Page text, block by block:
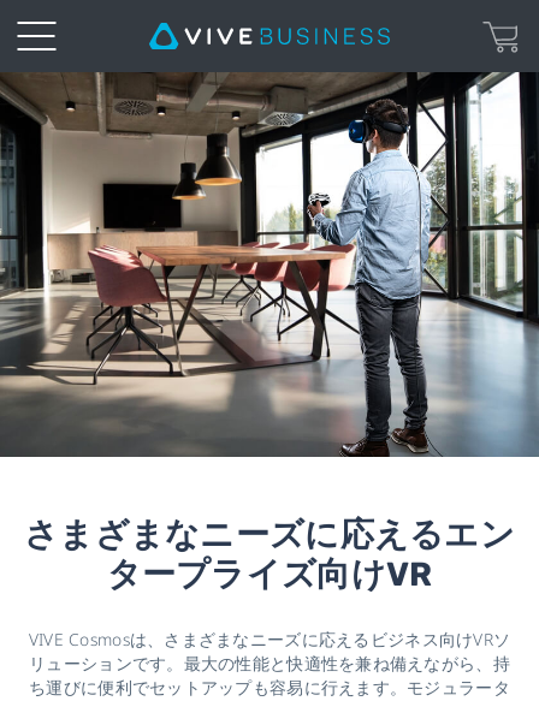
VIVE
Cosmos
|
VIVE
Business
日
本
さまざまなニーズに応えるエン
タープライズ向けVR
VIVE Cosmosは、さまざまなニーズに応えるビジネス向けVRソ
リューションです。最大の性能と快適性を兼ね備えながら、持
ち運びに便利でセットアップも容易に行えます。モジュラータ